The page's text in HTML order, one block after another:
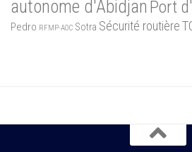
autonome d'Abidjan Port
Pedro RFMP-AOC Sotra Sécurité routière